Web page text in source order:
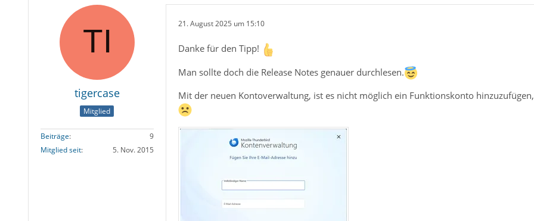
tigercase
Mitglied
Beiträge
9
Mitglied seit
5. Nov. 2015
21. August 2025 um 15:10
Danke für den Tipp!
Man sollte doch die Release Notes genauer durchlesen.
Mit der neuen Kontoverwaltung, ist es nicht möglich ein Funktionskonto